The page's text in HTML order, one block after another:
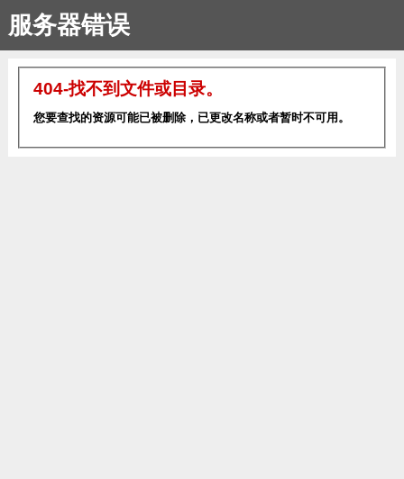
服务器错误
404-找不到文件或目录。
您要查找的资源可能已被删除，已更改名称或者暂时不可用。